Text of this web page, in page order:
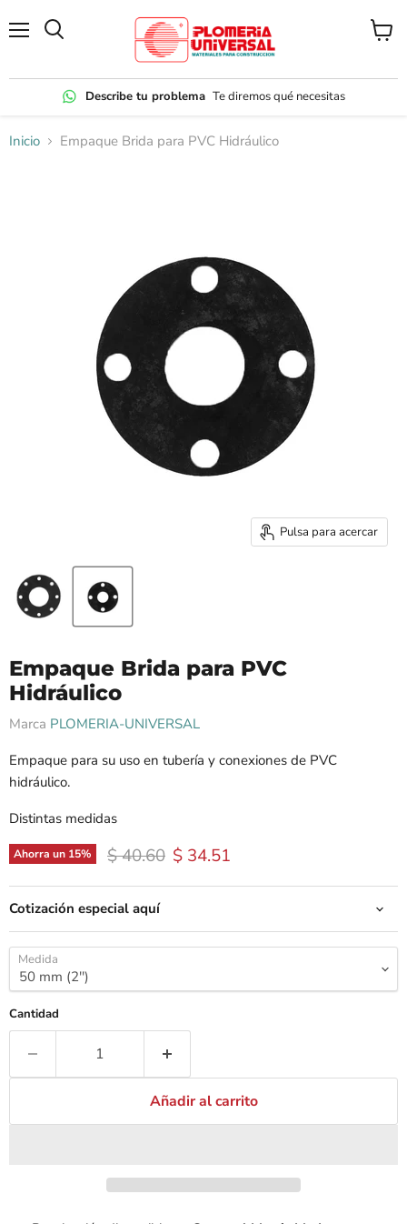
Describe tu problema Te diremos qué necesitas
Ver
Inicio Empaque Brida para PVC Hidráulico
Pulsa para acercar
Empaque Brida para PVC
Hidráulico
Marca PLOMERIA-UNIVERSAL
Empaque para su uso en tubería y conexiones de PVC
hidráulico.
Distintas medidas
Ahorra un 15% Precio original
$ 40.60 Precio actual
$ 34.51
Cotización especial aquí
Medida
Cantidad
Añadir al carrito